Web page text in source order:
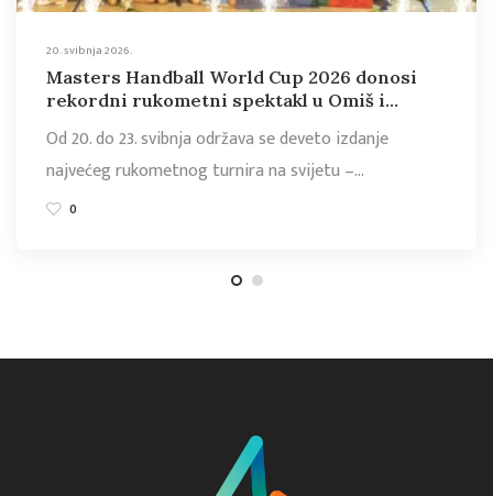
20. svibnja 2026.
Masters Handball World Cup 2026 donosi
rekordni rukometni spektakl u Omiš i
Od 20. do 23. svibnja održava se deveto izdanje
najvećeg rukometnog turnira na svijetu –…
0